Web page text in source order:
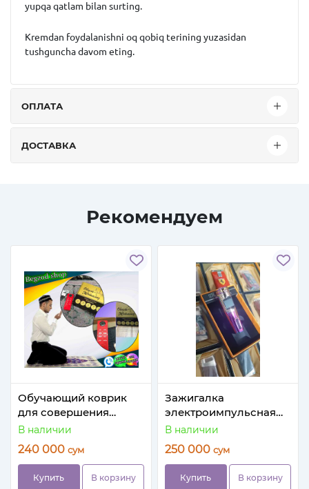
yupqa qatlam bilan surting.
Kremdan foydalanishni oq qobiq terining yuzasidan
tushguncha davom eting.
ОПЛАТА
ДОСТАВКА
Рекомендуем
Обучающий коврик
для совершения
молитвы (намаз)
В наличии
240 000 сум
Купить В корзину
Зажигалка
электроимпульсная
сенсорная USB
В наличии
250 000 сум
Купить В корзину